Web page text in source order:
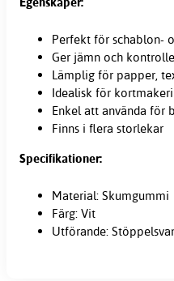
Perfekt för schablon-
Ger jämn och
Lämplig för papper,
Idealisk för
Enkel att använda för
Finns i flera storlekar
Specifikationer:
Material: Skumgummi
Färg: Vit
Utförande: